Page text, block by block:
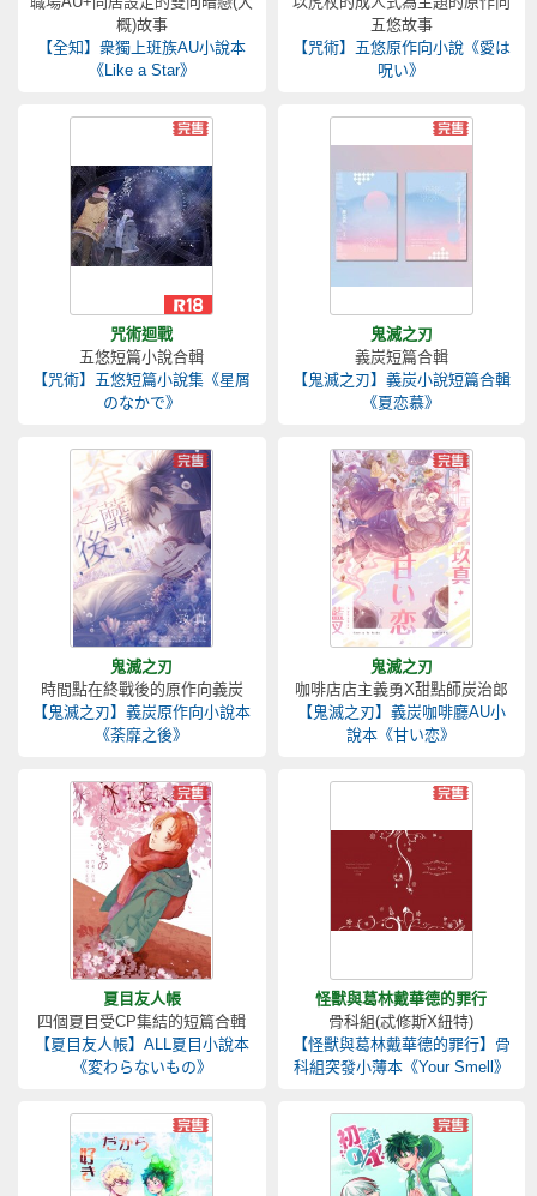
概)故事
【全知】衆獨上班族AU小說本
《Like a Star》
五悠故事
【咒術】五悠原作向小說《愛は
呪い》
咒術迴戰
五悠短篇小說合輯
【咒術】五悠短篇小說集《星屑
のなかで》
鬼滅之刃
義炭短篇合輯
【鬼滅之刃】義炭小說短篇合輯
《夏恋慕》
鬼滅之刃
時間點在終戰後的原作向義炭
【鬼滅之刃】義炭原作向小說本
《荼靡之後》
鬼滅之刃
咖啡店店主義勇X甜點師炭治郎
【鬼滅之刃】義炭咖啡廳AU小
說本《甘い恋》
夏目友人帳
四個夏目受CP集結的短篇合輯
【夏目友人帳】ALL夏目小說本
《変わらないもの》
怪獸與葛林戴華德的罪行
骨科組(忒修斯X紐特)
【怪獸與葛林戴華德的罪行】骨
科組突發小薄本《Your Smell》